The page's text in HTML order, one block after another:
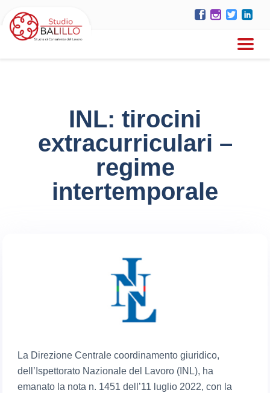
INL: tirocini
extracurriculari –
regime
intertemporale
La Direzione Centrale coordinamento giuridico,
dell’Ispettorato Nazionale del Lavoro (INL), ha
emanato la nota n. 1451 dell’11 luglio 2022, con la